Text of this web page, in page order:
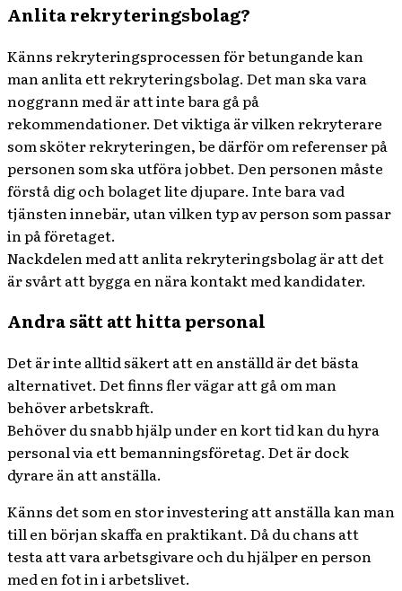
Anlita rekryteringsbolag?
Känns rekryteringsprocessen för betungande kan
man anlita ett rekryteringsbolag. Det man ska vara
noggrann med är att inte bara gå på
rekommendationer. Det viktiga är vilken rekryterare
som sköter rekryteringen, be därför om referenser på
personen som ska utföra jobbet. Den personen måste
förstå dig och bolaget lite djupare. Inte bara vad
tjänsten innebär, utan vilken typ av person som passar
in på företaget.
Nackdelen med att anlita rekryteringsbolag är att det
är svårt att bygga en nära kontakt med kandidater.
Andra sätt att hitta personal
Det är inte alltid säkert att en anställd är det bästa
alternativet. Det finns fler vägar att gå om man
behöver arbetskraft.
Behöver du snabb hjälp under en kort tid kan du hyra
personal via ett bemanningsföretag. Det är dock
dyrare än att anställa.
Känns det som en stor investering att anställa kan man
till en början skaffa en praktikant. Då du chans att
testa att vara arbetsgivare och du hjälper en person
med en fot in i arbetslivet.